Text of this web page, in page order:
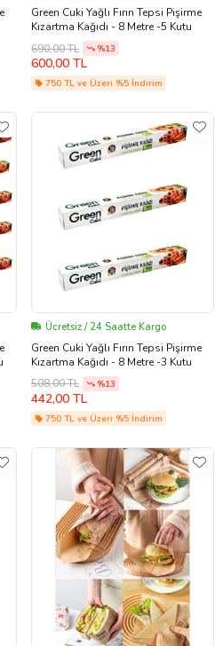
Green Cuki Yağlı Fırın Tepsi Pişirme
Kızartma Kağıdı - 8 Metre -5 Kutu
690,00 TL
%13
600,00 TL
750 TL ve Üzeri %5 İndirim
Ücretsiz / 24 Saatte Kargo
Green Cuki Yağlı Fırın Tepsi Pişirme
Kızartma Kağıdı - 8 Metre -3 Kutu
508,00 TL
%13
442,00 TL
750 TL ve Üzeri %5 İndirim